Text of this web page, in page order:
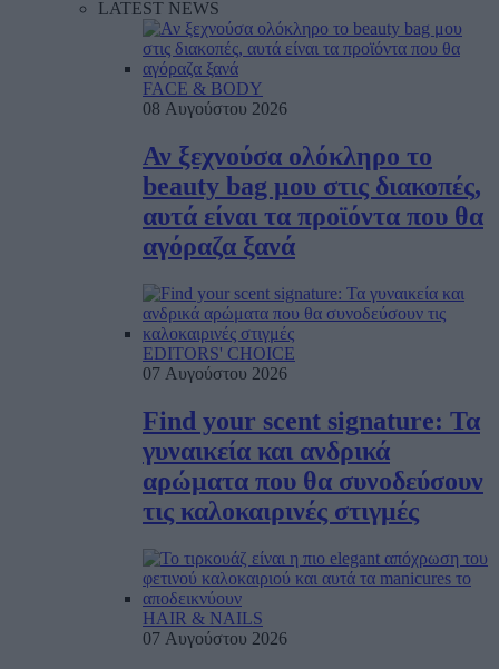
LATEST NEWS
FACE & BODY
08 Αυγούστου 2026
Αν ξεχνούσα ολόκληρο το
beauty bag μου στις διακοπές,
αυτά είναι τα προϊόντα που θα
αγόραζα ξανά
EDITORS' CHOICE
07 Αυγούστου 2026
Find your scent signature: Τα
γυναικεία και ανδρικά
αρώματα που θα συνοδεύσουν
τις καλοκαιρινές στιγμές
HAIR & NAILS
07 Αυγούστου 2026